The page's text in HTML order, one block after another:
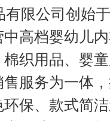
有限公司创始
高档婴幼儿
织用品、婴
服务为一体
保、款式简